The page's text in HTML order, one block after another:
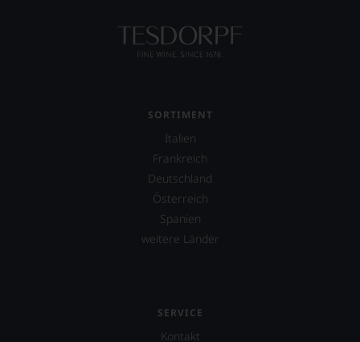
SORTIMENT
Italien
Frankreich
Deutschland
Österreich
Spanien
weitere Länder
SERVICE
Kontakt